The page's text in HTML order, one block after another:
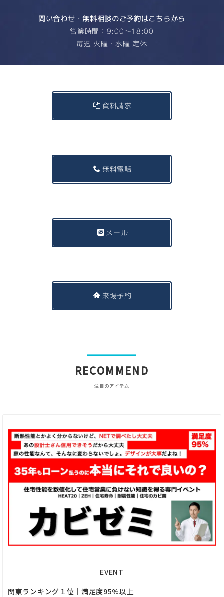
問い合わせ・無料相談のご予約はこちらから
営業時間：9:00〜18:00
毎週 火曜・水曜 定休
資料請求
無料電話
メール
来場予約
RECOMMEND
注目のアイテム
EVENT
関東ランキング１位｜満足度95%以上